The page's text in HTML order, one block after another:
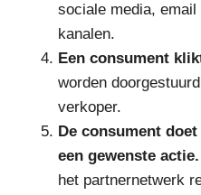
sociale media,
kanalen.
Een consument
worden
verkoper.
De consument
een gewenste actie.
het partnernetwerk